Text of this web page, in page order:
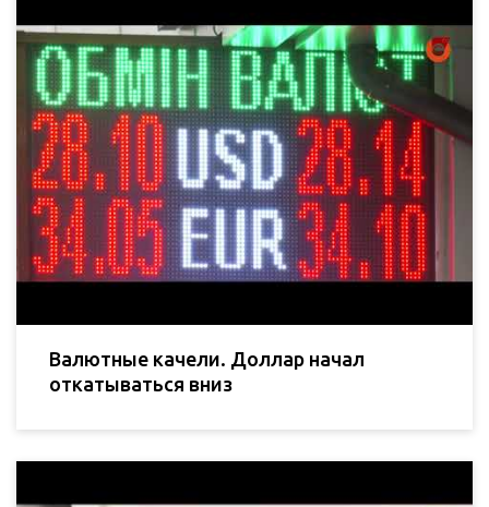
Валютные качели. Доллар начал
откатываться вниз